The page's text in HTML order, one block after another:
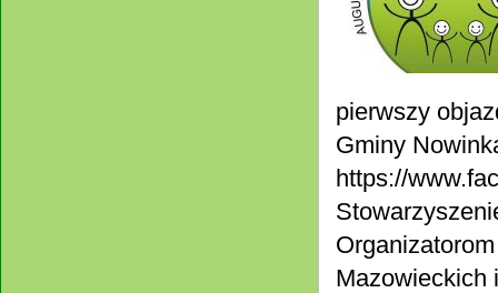
pierwszy
Gminy
https://
Mazowieckich